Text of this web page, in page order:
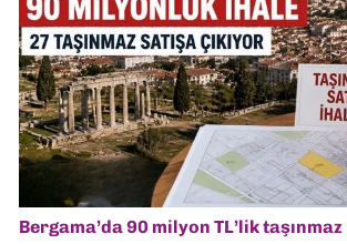
Bergama’da 90 milyon TL’lik